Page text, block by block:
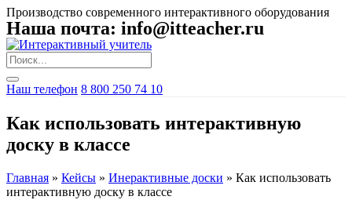
Производство современного интерактивного оборудования
Наша почта: info@itteacher.ru
Наш телефон 8 800 250 74 10
Как использовать интерактивную
доску в классе
Главная » Кейсы » Инерактивные доски » Как использовать
интерактивную доску в классе